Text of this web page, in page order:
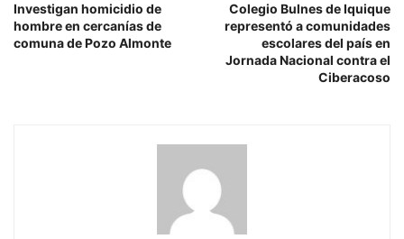
Investigan homicidio de
hombre en cercanías de
comuna de Pozo Almonte
Colegio Bulnes de Iquique
representó a comunidades
escolares del país en
Jornada Nacional contra el
Ciberacoso